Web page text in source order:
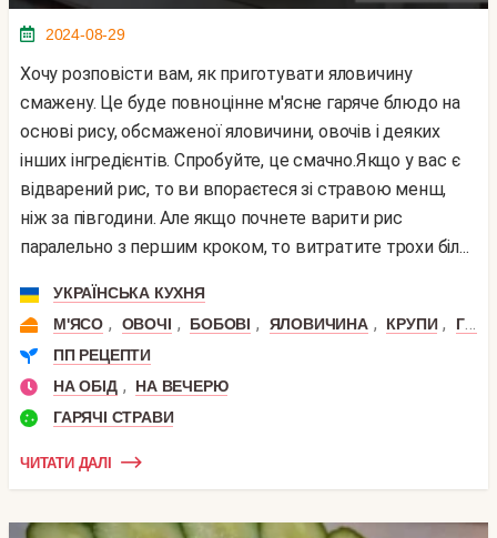
2024-08-29
Хочу розповісти вам, як приготувати яловичину
смажену. Це буде повноцінне м'ясне гаряче блюдо на
основі рису, обсмаженої яловичини, овочів і деяких
інших інгредієнтів. Спробуйте, це смачно.Якщо у вас є
відварений рис, то ви впораєтеся зі стравою менш,
ніж за півгодини. Але якщо почнете варити рис
паралельно з першим кроком, то витратите трохи біл...
УКРАЇНСЬКА КУХНЯ
М'ЯСО , ОВОЧІ , БОБОВІ , ЯЛОВИЧИНА , КРУПИ ,
ГОВЯЖА ВИРІЗКА
ПП РЕЦЕПТИ
НА ОБІД ,
НА ВЕЧЕРЮ
ГАРЯЧІ СТРАВИ
ЧИТАТИ ДАЛІ